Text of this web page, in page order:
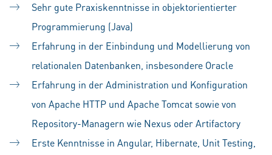
Sehr gute Praxiskenntnisse in objektorientierter
Programmierung (Java)
Erfahrung in der Einbindung und Modellierung von
relationalen Datenbanken, insbesondere Oracle
Erfahrung in der Administration und Konfiguration
von Apache HTTP und Apache Tomcat sowie von
Repository-Managern wie Nexus oder Artifactory
Erste Kenntnisse in Angular, Hibernate, Unit Testing,